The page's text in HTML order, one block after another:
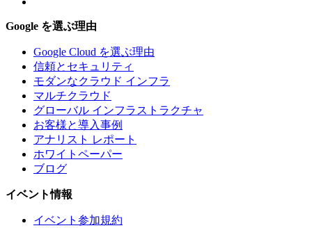
Google を選ぶ理由
Google Cloud を選ぶ理由
信頼とセキュリティ
モダンなクラウド インフラ
マルチクラウド
グローバル インフラストラクチャ
お客様と導入事例
アナリスト レポート
ホワイトペーパー
ブログ
イベント情報
イベント参加規約